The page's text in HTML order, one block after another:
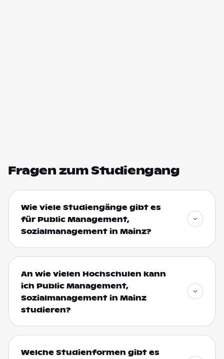
Fragen zum Studiengang
Wie viele Studiengänge gibt es
für Public Management,
Sozialmanagement in Mainz?
An wie vielen Hochschulen kann
ich Public Management,
Sozialmanagement in Mainz
studieren?
Welche Studienformen gibt es